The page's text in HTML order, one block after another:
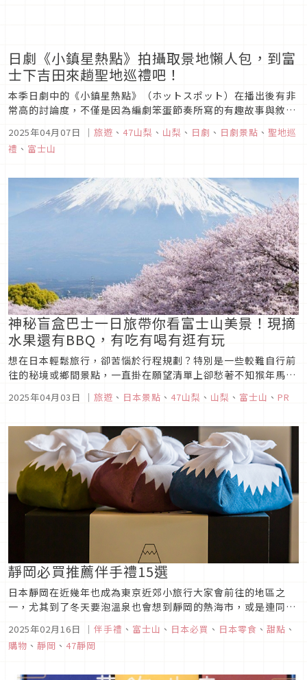
日劇《小鎮星熱點》拍攝取景地懶人包，到富
士下吉田來趟聖地巡禮吧！
本季日劇中的《小鎮星熱點》（ホットスポット）在播出後有非
常高的討論度，不僅是因為編劇笨蛋節奏所寫的有趣故事與敘事
取景，而讓觀眾更有親近感！這篇就來整理《小鎮星熱點》中常
見的幾個拍攝取景地，讓大家到富士山時可以順便朝聖踩點！
2025年04月07日 ｜ 旅遊 、 47山梨 、 山梨 、 日劇 、 日劇景點 、 聖地巡
禮 、 富士山
神秘盲盒巴士一日旅帶你看富士山美景！現摘
水果還有BBQ，有吃有喝有逛有玩
想在日本輕鬆旅行，卻苦惱於行程規劃？特別是一些較難自行前
往的秘境或鄉間景點，一直掛在願望清單上卻愁著不知猴年馬月
這裡提供超過6000種國內旅遊行程，可選擇從大家熟悉的東
自由且彈性...
2025年04月03日 ｜ 旅遊 、 日本景點 、 47山梨 、 山梨 、 富士山 、 PR
靜岡必買推薦伴手禮15選
日本靜岡在近幾年也成為東京近郊小旅行大家會前往的地區之
一，尤其到了冬天要泡溫泉也會想到靜岡的熱海市，或是連同伊
方向去，經過櫻桃小丸子的故鄉，到可以看見富士山的靜岡縣富
士山世界遺產中心遠遠眺望富士山等。都來到了靜岡遊玩了，離
2025年02月16日 ｜ 伴手禮 、 富士山 、 日本必買 、 日本零食 、 甜點 、
購物 、 靜岡 、 47靜岡